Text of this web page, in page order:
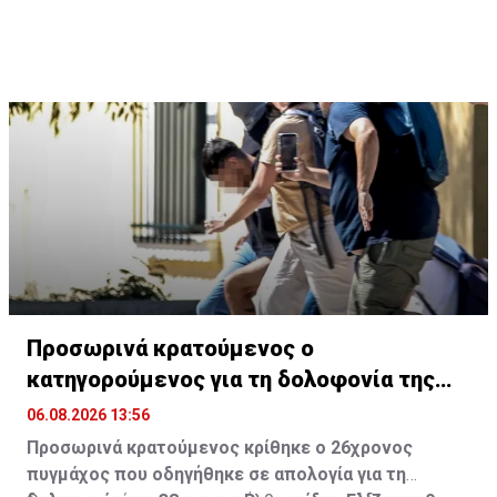
Προσωρινά κρατούμενος ο
κατηγορούμενος για τη δολοφονία της
Βρετανίδας
06.08.2026 13:56
Προσωρινά κρατούμενος κρίθηκε ο 26χρονος
πυγμάχος που οδηγήθηκε σε απολογία για τη